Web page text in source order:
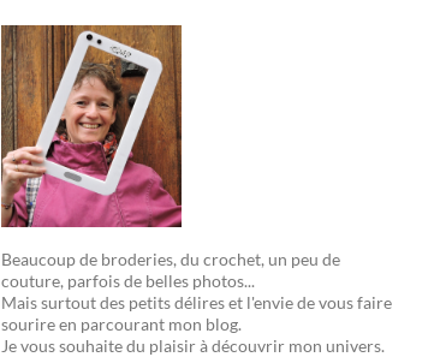
Beaucoup de broderies, du crochet, un peu de
couture, parfois de belles photos...
Mais surtout des petits délires et l'envie de vous faire
sourire en parcourant mon blog.
Je vous souhaite du plaisir à découvrir mon univers.